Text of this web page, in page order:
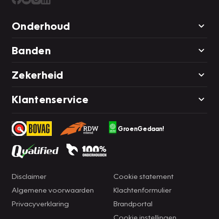
Onderhoud
Banden
Zekerheid
Klantenservice
GroenGedaan!
Disclaimer
Algemene voorwaarden
Privacyverklaring
Cookie statement
Klachtenformulier
Brandportal
Cookie instellingen